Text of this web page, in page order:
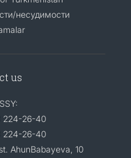
несудимости
us
224-26-40
224-26-40
AhunBabayeva, 10